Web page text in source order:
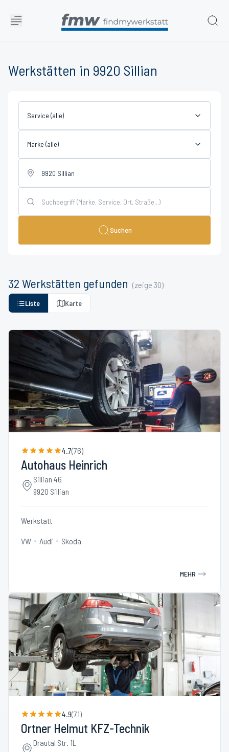
Werkstätten in 9920 Sillian
Service (alle)
Marke (alle)
Suchen
32 Werkstätten gefunden (zeige 30)
Liste Karte
4.7(76)
Autohaus Heinrich
Sillian 46
9920 Sillian
Werkstatt
VW Audi Skoda
MEHR
4.9(71)
Ortner Helmut KFZ-Technik
Drautal Str. 1L